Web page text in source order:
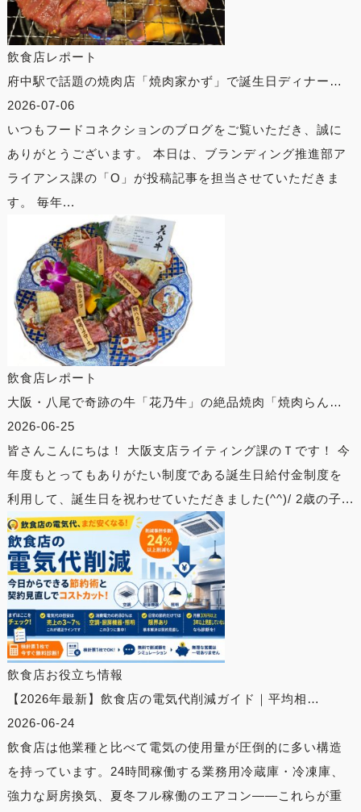
飲食店レポート
府中駅で話題の焼肉店「焼肉家かず」で誕生日ディナー…
2026-07-06
いつもフードコネクションのブログをご覧いただき、誠に
ありがとうございます。 本日は、ブランディング推進部ア
ライアンス課の「O」が投稿記事を担当させていただきま
す。 毎年...
飲食店レポート
大阪・八尾で奇跡の牛「花乃牛」の絶品焼肉「焼肉らん…
2026-06-25
皆さんこんにちは！ 大阪支店ライティング課のＴです！ 今
年度もとってもありがたい制度である誕生日給付金制度を
利用して、誕生日を祝わせていただきました(^^)/ 2歳の子...
飲食店お役立ち情報
【2026年最新】飲食店の電気代削減ガイド｜平均相…
2026-06-24
飲食店は他業種と比べて電気の使用量が圧倒的に多い構造
を持っています。24時間稼働する業務用冷蔵庫・冷凍庫、
強力な厨房換気、夏冬フル稼働のエアコン——これらが重